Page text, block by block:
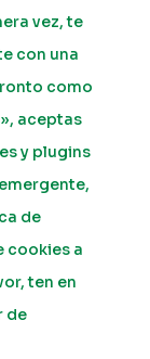
varios
vez, te
con una
como
aceptas
y plugins
de
cookies a
ten en
de